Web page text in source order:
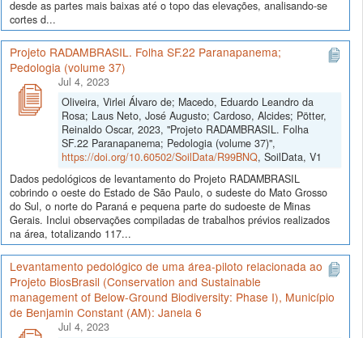
desde as partes mais baixas até o topo das elevações, analisando-se
cortes d...
Projeto RADAMBRASIL. Folha SF.22 Paranapanema;
Pedologia (volume 37)
Jul 4, 2023
Oliveira, Virlei Álvaro de; Macedo, Eduardo Leandro da
Rosa; Laus Neto, José Augusto; Cardoso, Alcides; Pötter,
Reinaldo Oscar, 2023, "Projeto RADAMBRASIL. Folha
SF.22 Paranapanema; Pedologia (volume 37)",
https://doi.org/10.60502/SoilData/R99BNQ, SoilData, V1
Dados pedológicos de levantamento do Projeto RADAMBRASIL
cobrindo o oeste do Estado de São Paulo, o sudeste do Mato Grosso
do Sul, o norte do Paraná e pequena parte do sudoeste de Minas
Gerais. Inclui observações compiladas de trabalhos prévios realizados
na área, totalizando 117...
Levantamento pedológico de uma área-piloto relacionada ao
Projeto BiosBrasil (Conservation and Sustainable
management of Below-Ground Biodiversity: Phase I), Município
de Benjamin Constant (AM): Janela 6
Jul 4, 2023